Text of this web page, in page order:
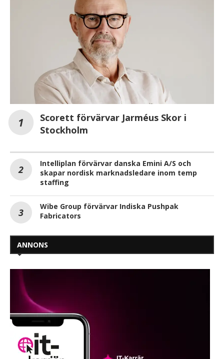
Scorett förvärvar Jarméus Skor i
Stockholm
Intelliplan förvärvar danska Emini A/S och
skapar nordisk marknadsledare inom temp
staffing
Wibe Group förvärvar Indiska Pushpak
Fabricators
ANNONS